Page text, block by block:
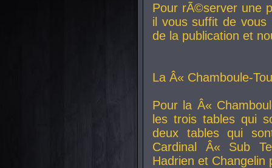
Pour rÃ©server une
il vous suffit de vous
de la publication et
La Â« Chamboule-
Pour la Â«
les trois tables qui
deux tables qui
Cardinal
Â« Sub
Hadrien et Changelin